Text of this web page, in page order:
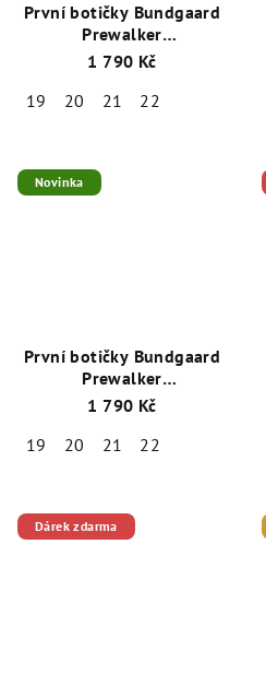
První botičky Bundgaard
Prewalker
BG501024_3110 Old Rose
1 790 Kč
19
20 21 22
Novinka
První botičky Bundgaard
Prewalker
BG501024_2115 Cognac
1 790 Kč
19
20 21 22
Dárek zdarma